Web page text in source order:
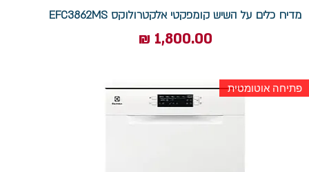
מדיח כלים על השיש קומפקטי אלקטרולוקס EFC3862MS
מחיר
פתיחה אוטומטית